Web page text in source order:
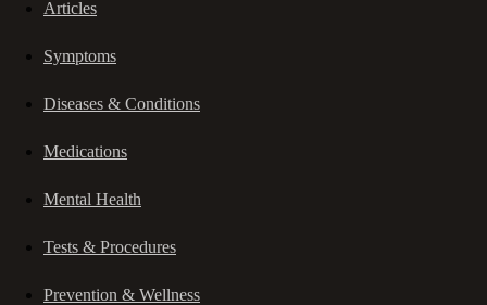
Articles
Symptoms
Diseases & Conditions
Medications
Mental Health
Tests & Procedures
Prevention & Wellness